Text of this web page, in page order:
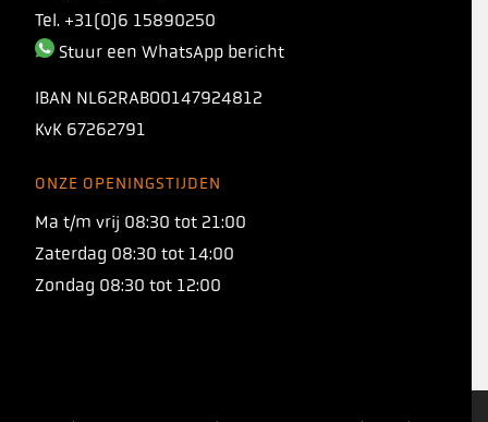
Tel. +31(0)6 15890250
Stuur een WhatsApp bericht
IBAN NL62RABO0147924812
KvK 67262791
ONZE OPENINGSTIJDEN
Ma t/m vrij 08:30 tot 21:00
Zaterdag 08:30 tot 14:00
Zondag 08:30 tot 12:00
INTRODUCING
TORQ 1:1 PROTO
Onze nieuwe koolhydraatformule met een